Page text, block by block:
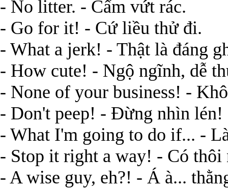
- No litter. - Cấm vứt rác.
- Go for it! - Cứ liều thử đi.
- What a jerk! - Thật là đáng
- How cute! - Ngộ ngĩnh, dễ
- None of your business! -
- Don't peep! - Đừng nhìn lén!
- What I'm going to do if... -
- Stop it right a way! - Có thôi
- A wise guy, eh?! - Á à...